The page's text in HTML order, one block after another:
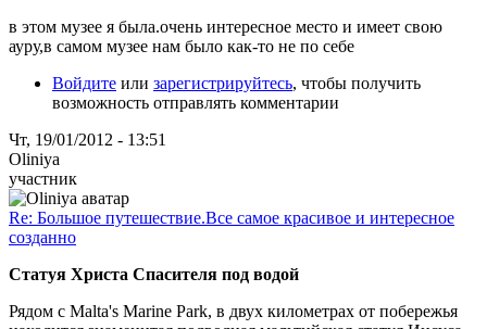
в этом музее я была.очень интересное место и имеет свою
ауру,в самом музее нам было как-то не по себе
Войдите или зарегистрируйтесь, чтобы получить
возможность отправлять комментарии
Чт, 19/01/2012 - 13:51
Oliniya
участник
Re: Большое путешествие.Все самое красивое и интересное
созданно
Статуя Христа Спасителя под водой
Рядом с Malta's Marine Park, в двух километрах от побережья